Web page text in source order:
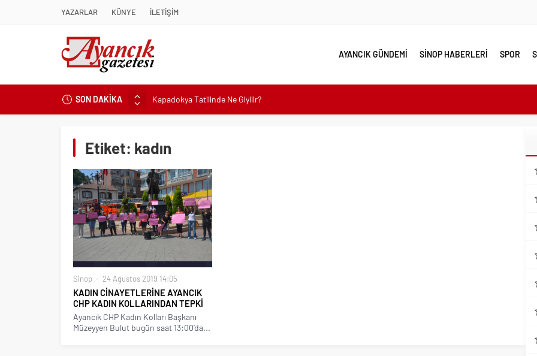
YAZARLAR KÜNYE İLETİŞİM
AYANCIK GÜNDEMİ SİNOP HABERLERİ SPOR
SON DAKİKA
Kapadokya Tatilinde Ne Giyilir?
Büyükakın’dan İzmit’in geleceğine yakın takip
Hastalıktan Ari İşletmelerde Yeni Model Ele Alındı
Kaykay Şampiyonasının Kalbi Osmangazi’de Attı
Didim Belediyesi Üretiyor, Didim Güzelleşiyor
Üsküdar’da Açık Hava Sinema Günleri Nostalji Dolu Klasiklerle Devam Ediyor
Başkan Çerçioğlu’nun Sağlık Yatırımlarından Her Gün Yüzlerce Vatandaş Faydalanıyor
Sinop’ta Denize Girilecek 3 Mükemmel Yer
Maltese Terrier İlk Kez Köpek Sahiplenecekler İçin Uygun mu?
Etiket: kadın
Sinop 24 Ağustos 2019 14:05
KADIN CİNAYETLERİNE AYANCIK
CHP KADIN KOLLARINDAN TEPKİ
Ayancık CHP Kadın Kolları Başkanı
Müzeyyen Bulut bugün saat 13:00’da...